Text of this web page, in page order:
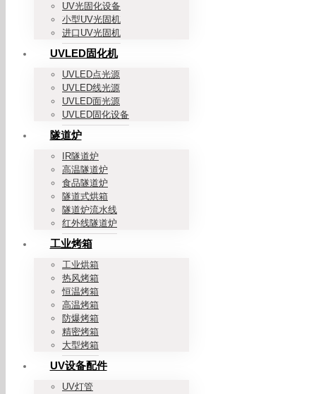
UV光固化设备
小型UV光固机
进口UV光固机
UVLED固化机
UVLED点光源
UVLED线光源
UVLED面光源
UVLED固化设备
隧道炉
IR隧道炉
高温隧道炉
食品隧道炉
隧道式烘箱
隧道炉流水线
红外线隧道炉
工业烤箱
工业烘箱
热风烤箱
恒温烤箱
高温烤箱
防爆烤箱
精密烤箱
大型烤箱
UV设备配件
UV灯管